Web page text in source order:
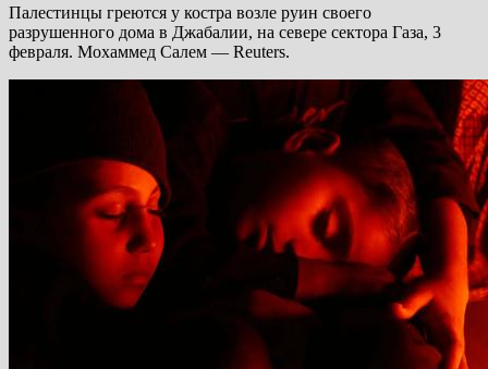
Палестинцы греются у костра возле руин своего
разрушенного дома в Джабалии, на севере сектора Газа, 3
февраля. Мохаммед Салем — Reuters.